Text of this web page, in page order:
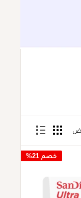
خصم 21%